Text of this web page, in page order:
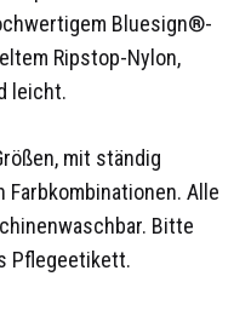
Bluesign®-
Ripstop-Nylon,
leicht.
mit ständig
Alle
Bitte
Pflegeetikett.